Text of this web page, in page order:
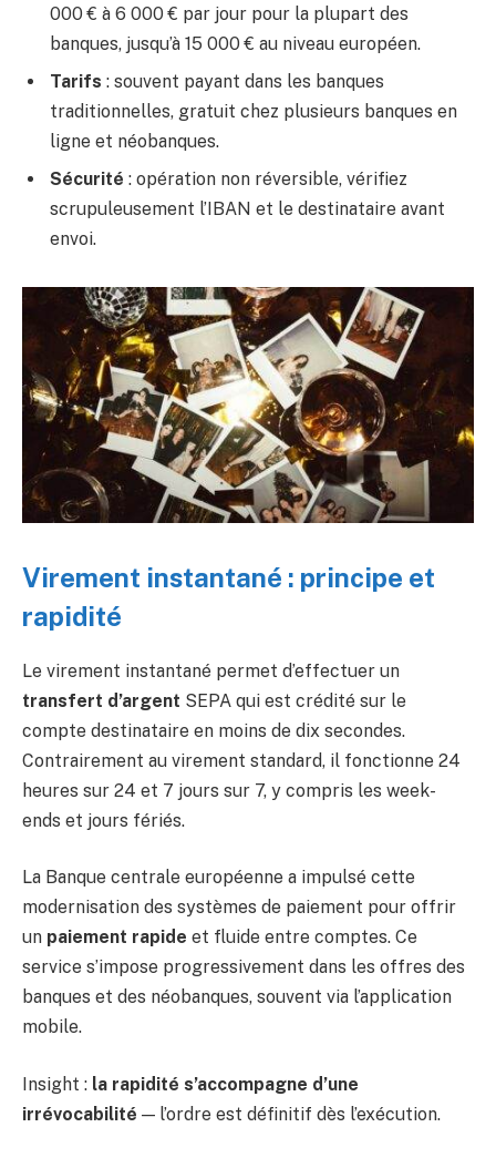
000 € à 6 000 € par jour pour la plupart des
banques, jusqu’à 15 000 € au niveau européen.
Tarifs : souvent payant dans les banques
traditionnelles, gratuit chez plusieurs banques en
ligne et néobanques.
Sécurité : opération non réversible, vérifiez
scrupuleusement l’IBAN et le destinataire avant
envoi.
Virement instantané : principe et
rapidité
Le virement instantané permet d’effectuer un
transfert d’argent SEPA qui est crédité sur le
compte destinataire en moins de dix secondes.
Contrairement au virement standard, il fonctionne 24
heures sur 24 et 7 jours sur 7, y compris les week-
ends et jours fériés.
La Banque centrale européenne a impulsé cette
modernisation des systèmes de paiement pour offrir
un paiement rapide et fluide entre comptes. Ce
service s’impose progressivement dans les offres des
banques et des néobanques, souvent via l’application
mobile.
Insight : la rapidité s’accompagne d’une
irrévocabilité — l’ordre est définitif dès l’exécution.